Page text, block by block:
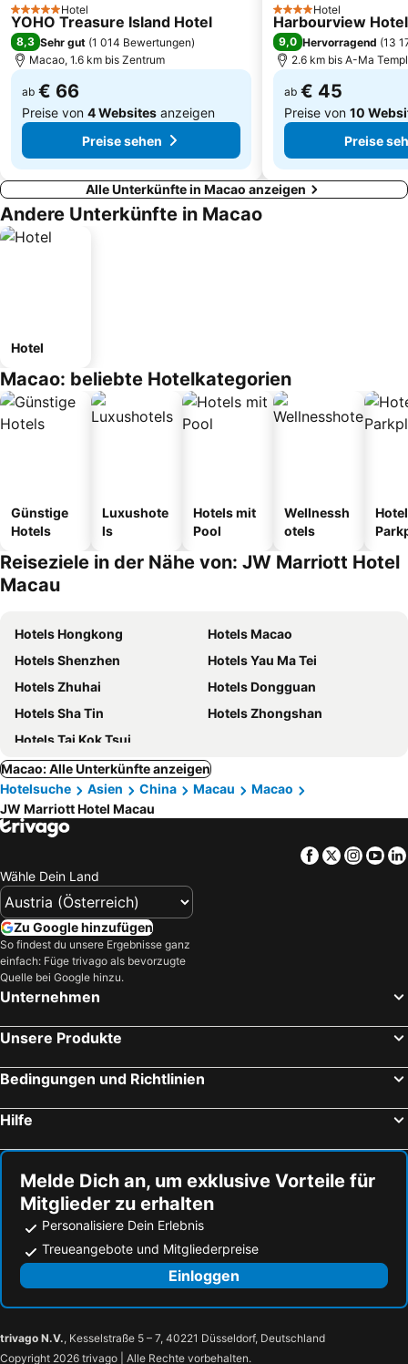
5 SterneHotel
YOHO Treasure Island Hotel
8,3 Sehr gut (1 014 Bewertungen)
Macao, 1.6 km bis Zentrum
ab € 66
Preise von 4 Websites anzeigen
Preise sehen
4 SterneHotel
Harbourview
9,0 Hervorragend (13
2.6 km bis A-Ma
ab € 45
Preise von 10
Preise
Alle Unterkünfte in Macao anzeigen
Andere Unterkünfte in Macao
Hotel
Macao: beliebte Hotelkategorien
Günstige
Hotels
Luxushote
ls
Hotels mit
Pool
Wellnessh
otels
Reiseziele in der Nähe von: JW Marriott Hotel
Macau
Hotels Hongkong
Hotels Macao
Hotels Shenzhen
Hotels Yau Ma Tei
Hotels Zhuhai
Hotels Dongguan
Hotels Sha Tin
Hotels Zhongshan
Hotels Tai Kok Tsui
Macao: Alle Unterkünfte anzeigen
Hotelsuche
Asien China Macau
Macao
JW Marriott Hotel Macau
Facebook
Twitter
Wähle Dein Land
Zu Google hinzufügen
So findest du unsere Ergebnisse ganz
einfach: Füge trivago als bevorzugte
Quelle bei Google hinzu.
Unternehmen
Unsere Produkte
Bedingungen und Richtlinien
Hilfe
Melde Dich an, um exklusive Vorteile für
Mitglieder zu erhalten
Personalisiere Dein Erlebnis
Treueangebote und Mitgliederpreise
Einloggen
trivago N.V., Kesselstraße 5 – 7, 40221 Düsseldorf, Deutschland
Copyright 2026 trivago | Alle Rechte vorbehalten.